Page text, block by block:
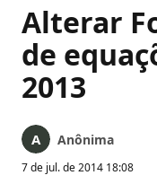
Alterar
de
2013
Anônima
7 de jul. de 2014 18:08